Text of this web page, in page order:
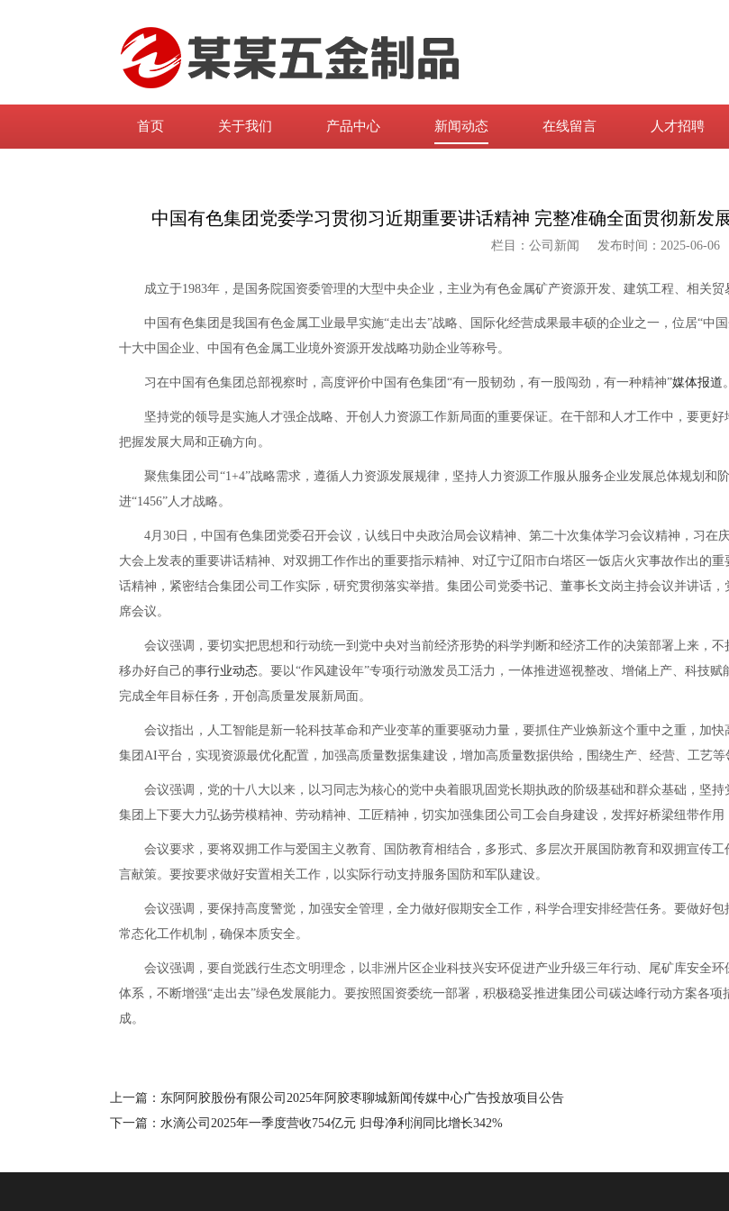
首页 关于我们 产品中心 新闻动态 在线留言 人才招聘
中国有色集团党委学习贯彻习近期重要讲话精神 完整准确全面贯彻新发
栏目：公司新闻 发布时间：2025-06-06
成立于1983年，是国务院国资委管理的大型中央企业，主业为有色金属矿产资源开发、建筑工程、相关贸
中国有色集团是我国有色金属工业最早实施“走出去”战略、国际化经营成果最丰硕的企业之一，位居“中国
十大中国企业、中国有色金属工业境外资源开发战略功勋企业等称号。
习在中国有色集团总部视察时，高度评价中国有色集团“有一股韧劲，有一股闯劲，有一种精神”媒体报道
坚持党的领导是实施人才强企战略、开创人力资源工作新局面的重要保证。在干部和人才工作中，要更好
把握发展大局和正确方向。
聚焦集团公司“1+4”战略需求，遵循人力资源发展规律，坚持人力资源工作服从服务企业发展总体规划和
进“1456”人才战略。
4月30日，中国有色集团党委召开会议，认线日中央政治局会议精神、第二十次集体学习会议精神，习在
大会上发表的重要讲话精神、对双拥工作作出的重要指示精神、对辽宁辽阳市白塔区一饭店火灾事故作出的
话精神，紧密结合集团公司工作实际，研究贯彻落实举措。集团公司党委书记、董事长文岗主持会议并讲话
席会议。
会议强调，要切实把思想和行动统一到党中央对当前经济形势的科学判断和经济工作的决策部署上来，不
移办好自己的事行业动态。要以“作风建设年”专项行动激发员工活力，一体推进巡视整改、增储上产、科技
完成全年目标任务，开创高质量发展新局面。
会议指出，人工智能是新一轮科技革命和产业变革的重要驱动力量，要抓住产业焕新这个重中之重，加快
集团AI平台，实现资源最优化配置，加强高质量数据集建设，增加高质量数据供给，围绕生产、经营、工艺等
会议强调，党的十八大以来，以习同志为核心的党中央着眼巩固党长期执政的阶级基础和群众基础，坚持
集团上下要大力弘扬劳模精神、劳动精神、工匠精神，切实加强集团公司工会自身建设，发挥好桥梁纽带作用
会议要求，要将双拥工作与爱国主义教育、国防教育相结合，多形式、多层次开展国防教育和双拥宣传工
言献策。要按要求做好安置相关工作，以实际行动支持服务国防和军队建设。
会议强调，要保持高度警觉，加强安全管理，全力做好假期安全工作，科学合理安排经营任务。要做好包
常态化工作机制，确保本质安全。
会议强调，要自觉践行生态文明理念，以非洲片区企业科技兴安环促进产业升级三年行动、尾矿库安全环
体系，不断增强“走出去”绿色发展能力。要按照国资委统一部署，积极稳妥推进集团公司碳达峰行动方案各
成。
上一篇：东阿阿胶股份有限公司2025年阿胶枣聊城新闻传媒中心广告投放项目公告
下一篇：水滴公司2025年一季度营收754亿元 归母净利润同比增长342%